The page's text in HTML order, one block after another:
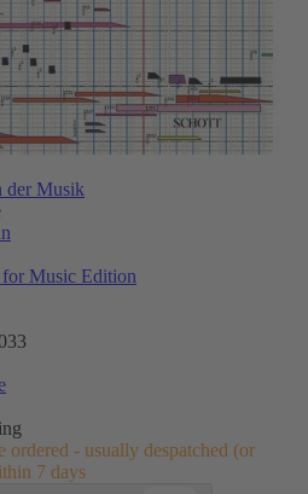
der Musik
Music Edition
ordered - usually despatched (or
7 days